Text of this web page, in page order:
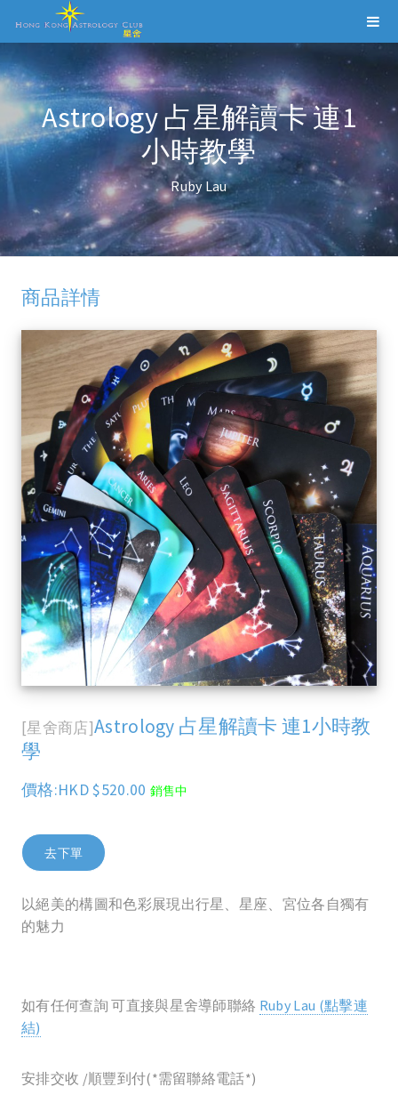
Astrology 占星解讀卡 連1
小時教學
Ruby Lau
商品詳情
[星舍商店]Astrology 占星解讀卡 連1小時教
學
價格:HKD $520.00 銷售中
去下單
以絕美的構圖和色彩展現出行星、星座、宮位各自獨有
的魅力
如有任何查詢 可直接與星舍導師聯絡 Ruby Lau (點擊連
結)
安排交收 /順豐到付(*需留聯絡電話*)